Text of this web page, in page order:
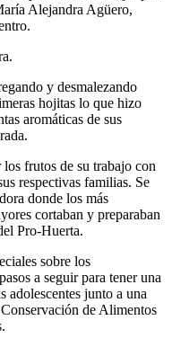
Alejandra Agüero,
y desmalezando
hojitas lo que hizo
aromáticas de sus
frutos de su trabajo con
respectivas familias. Se
donde los más
cortaban y preparaban
Pro-Huerta.
sobre los
a seguir para tener una
adolescentes junto a una
de Alimentos